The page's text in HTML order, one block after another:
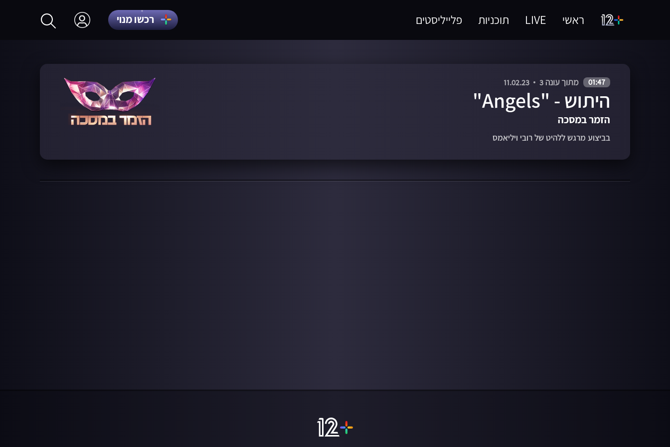
ראשי LIVE תוכניות פלייליסטים רכשו מנוי
01:47 מתוך עונה 3 11.02.23
היתוש - "Angels"
הזמר במסכה
בביצוע מרגש ללהיט של רובי ויליאמס